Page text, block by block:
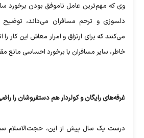
وی که مهم‌ترین عامل ناموفق بودن برخورد
دلسوزی و ترحم مسافران می‌داند، توضیح
می‌کنند که برای ارتزاق و امرار معاش این کار
خاطر، سایر مسافران با برخورد احساسی مانع
غرفه‌های رایگان و کولردار هم دستفروشان را
درست یک سال پیش از این، حجت‌الاسلام